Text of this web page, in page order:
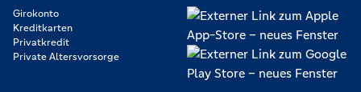
Girokonto
Kreditkarten
Privatkredit
Private Altersvorsorge